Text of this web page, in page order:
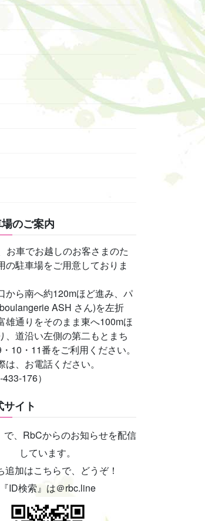
のご案内
お車でお越しのお客さまのた
の駐車場をご用意しておりま
から南へ約120mほど進み、パ
ASH さん)を左折
雄通りをそのまま東へ100mほ
、道沿い左側の第二もとまち
10・11番をご利用ください。
は、お電話ください。
176）
イト
で、RbCからのお知らせを配信
しています。
追加はこちらで、どうぞ！
『ID検索』は＠rbc.line